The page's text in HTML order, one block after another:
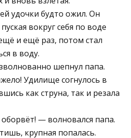
удочки будто ожил. Он
вокруг себя по воде
и ещё раз, потом стал
в воду.
шепнул папа.
Удилище согнулось в
как струна, так и резала
— волновался папа.
крупная попалась.